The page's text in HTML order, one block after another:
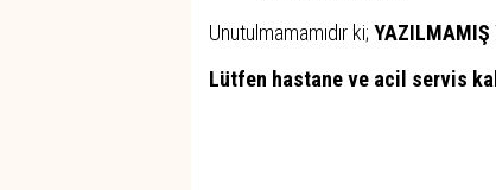
Unutulmamamıdır ki; YAZILMAMIŞ
Lütfen hastane ve acil servis